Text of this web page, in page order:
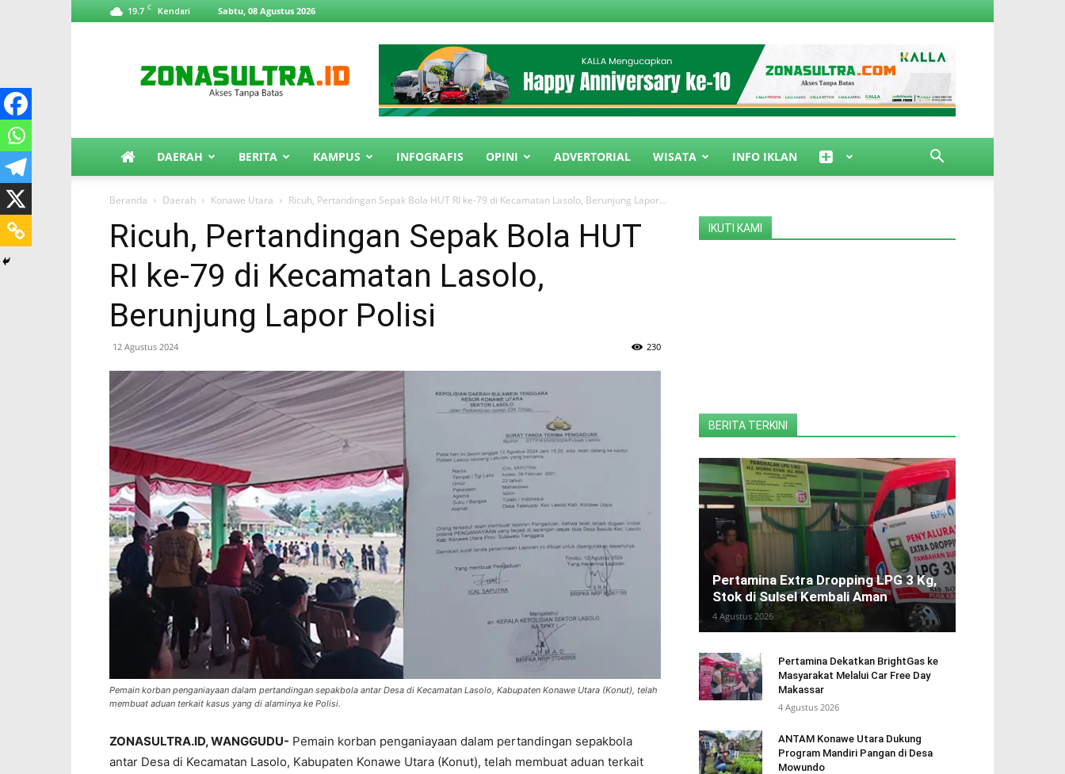
19.7 C Kendari Sabtu, 08 Agustus 2026
DAERAH BERITA KAMPUS INFOGRAFIS OPINI ADVERTORIAL WISATA INFO IKLAN
Beranda Daerah Konawe Utara Ricuh, Pertandingan Sepak Bola HUT RI ke-79 di Kecamatan Lasolo, Berunjung Lapor...
Ricuh, Pertandingan Sepak Bola HUT
RI ke-79 di Kecamatan Lasolo,
Berunjung Lapor Polisi
12 Agustus 2024 230
Pemain korban penganiayaan dalam pertandingan sepakbola antar Desa di Kecamatan Lasolo, Kabupaten Konawe Utara (Konut), telah
membuat aduan terkait kasus yang di alaminya ke Polisi.
ZONASULTRA.ID, WANGGUDU- Pemain korban penganiayaan dalam pertandingan sepakbola
antar Desa di Kecamatan Lasolo, Kabupaten Konawe Utara (Konut), telah membuat aduan terkait
IKUTI KAMI
BERITA TERKINI
Pertamina Extra Dropping LPG 3 Kg,
Stok di Sulsel Kembali Aman
4 Agustus 2026
Pertamina Dekatkan BrightGas ke
Masyarakat Melalui Car Free Day
Makassar
4 Agustus 2026
ANTAM Konawe Utara Dukung
Program Mandiri Pangan di Desa
Mowundo